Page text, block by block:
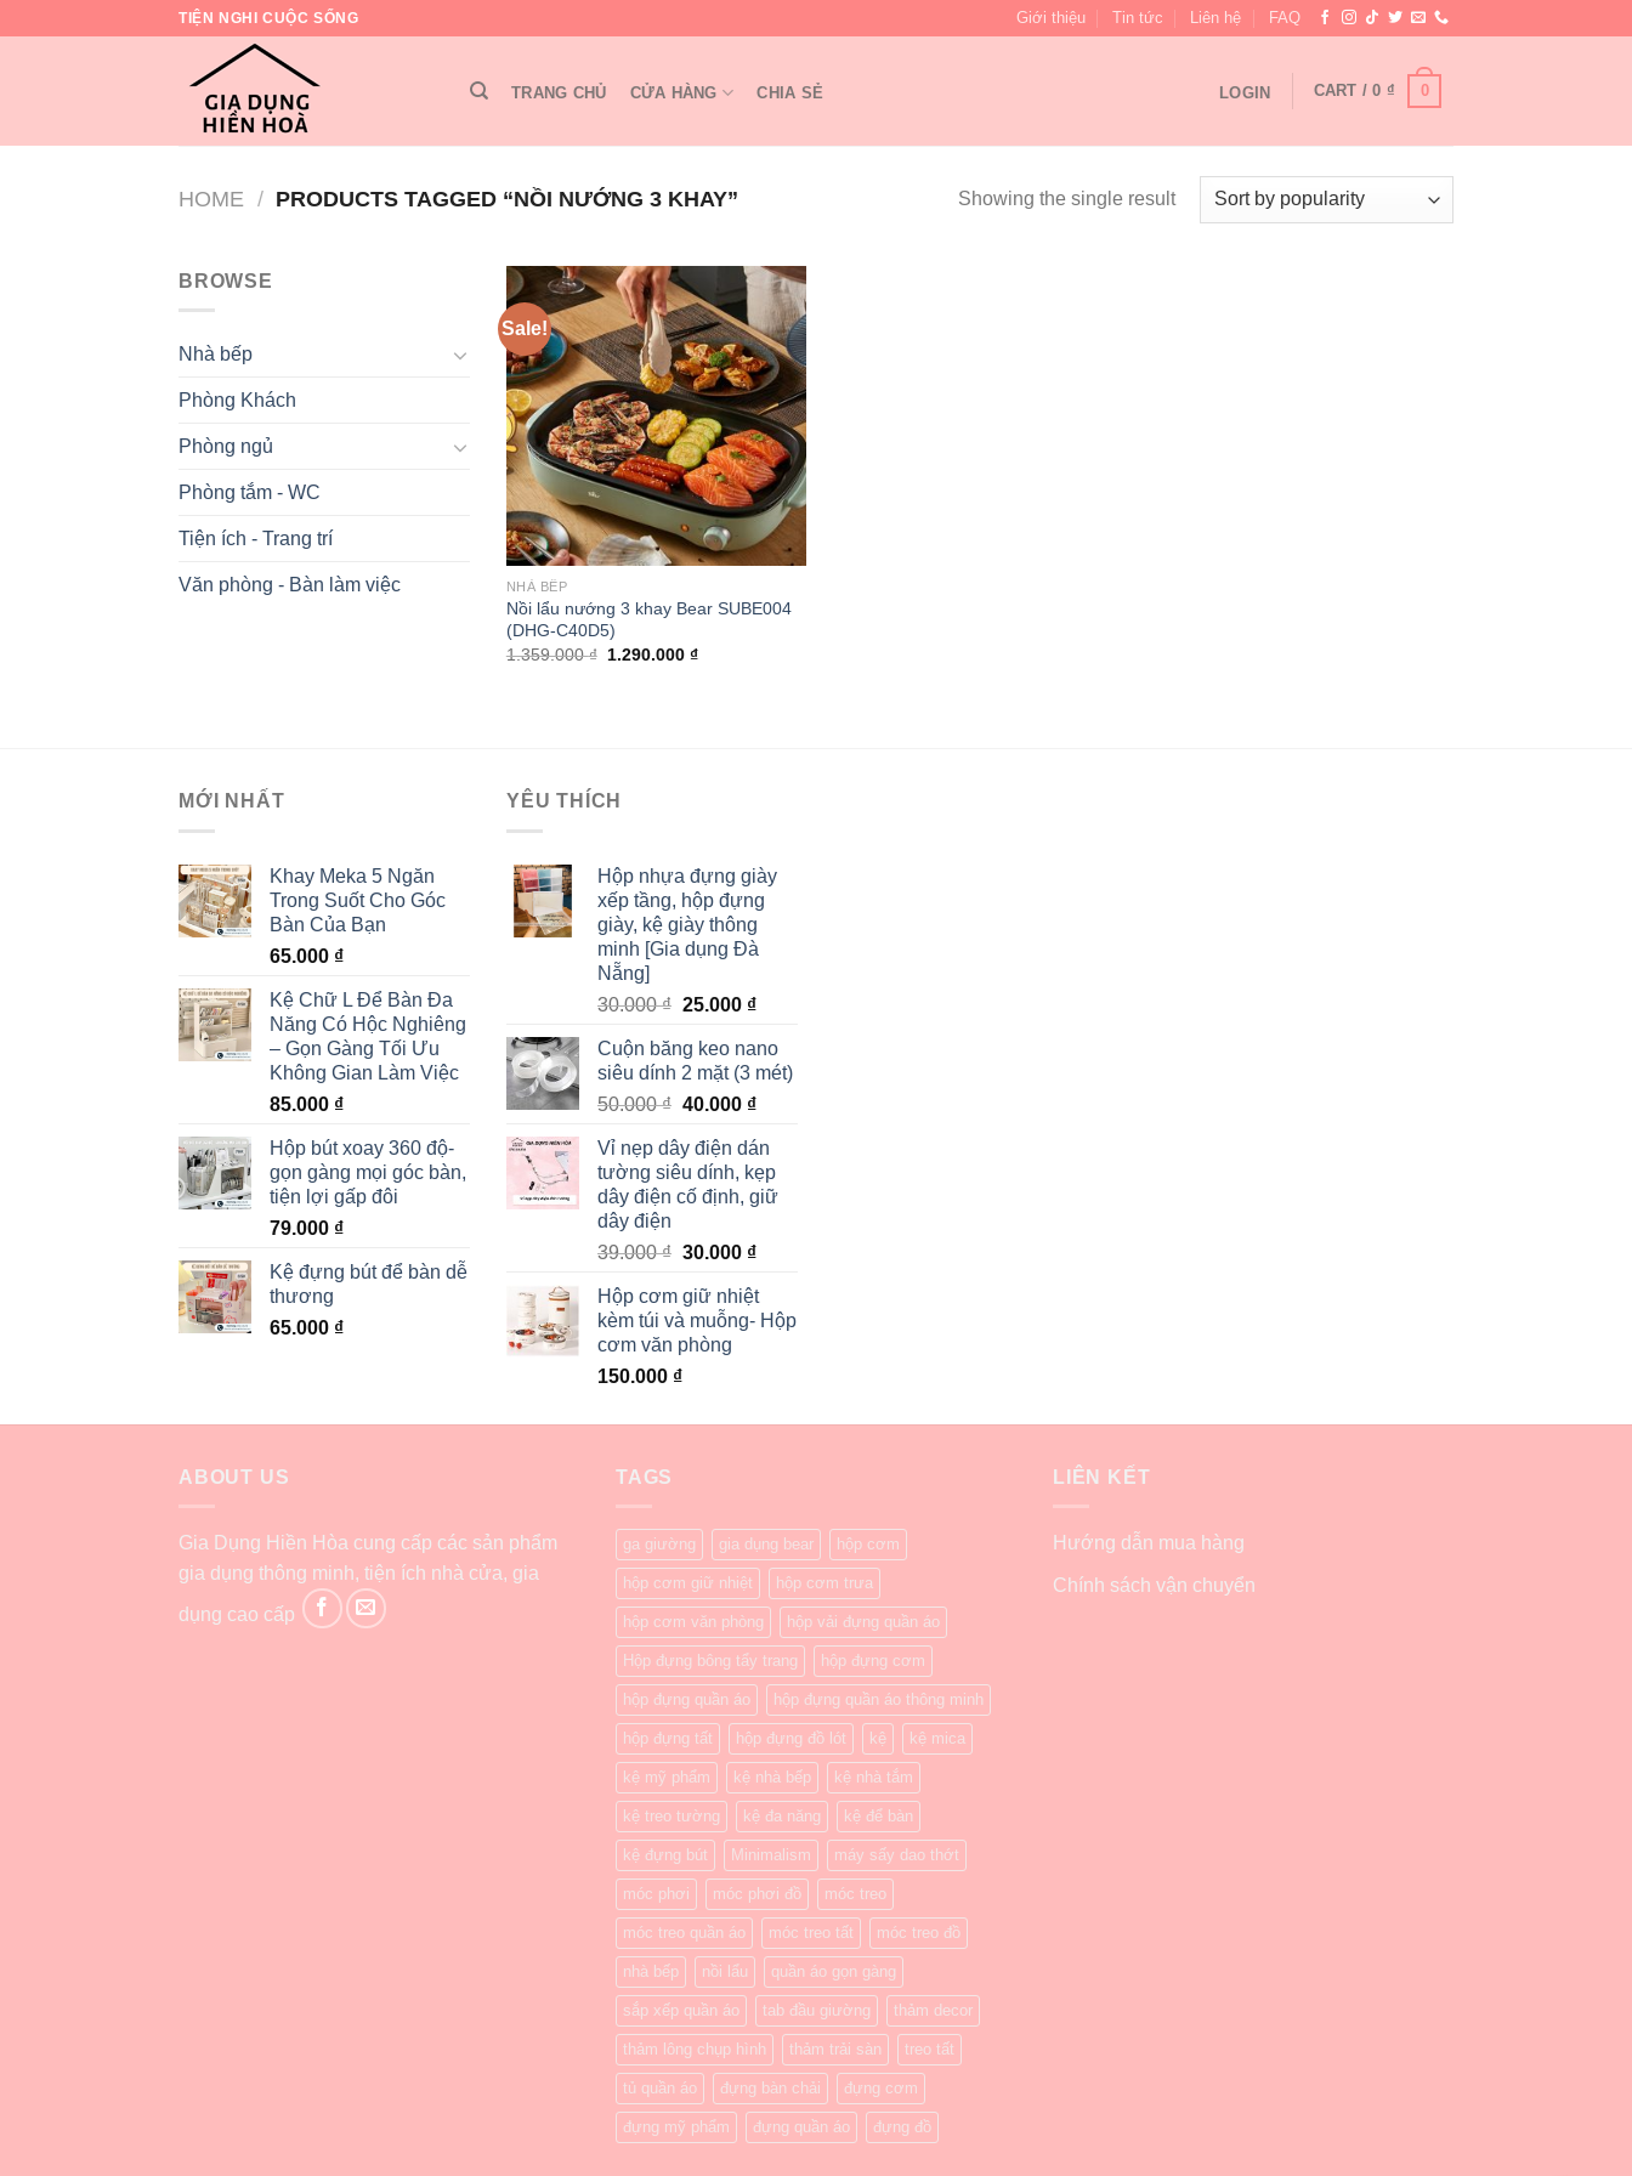
TIỆN NGHI CUỘC SỐNG Giới thiệu Tin tức Liên hệ FAQ
TRANG CHỦ CỬA HÀNG CHIA SẺ LOGIN CART /0 ₫ 0
HOME / PRODUCTS TAGGED “NỒI NƯỚNG 3 KHAY” Showing the single result
BROWSE
Nhà bếp
Phòng Khách
Phòng ngủ
Phòng tắm - WC
Tiện ích - Trang trí
Văn phòng - Bàn làm việc
Sale!
Add to
wishlist
NHÀ BẾP
Nồi lẩu nướng 3 khay Bear SUBE004
(DHG-C40D5)
1.359.000₫ 1.290.000₫
MỚI NHẤT
Khay Meka 5 Ngăn
Trong Suốt Cho Góc
Bàn Của Bạn
65.000 ₫
Kệ Chữ L Để Bàn Đa
Năng Có Hộc Nghiêng
– Gọn Gàng Tối Ưu
Không Gian Làm Việc
85.000 ₫
Hộp bút xoay 360 độ-
gọn gàng mọi góc bàn,
tiện lợi gấp đôi
79.000 ₫
Kệ đựng bút để bàn dễ
thương
65.000 ₫
YÊU THÍCH
Hộp nhựa đựng giày
xếp tầng, hộp đựng
giày, kệ giày thông
minh [Gia dụng Đà
Nẵng]
30.000₫ 25.000 ₫
Cuộn băng keo nano
siêu dính 2 mặt (3 mét)
50.000₫ 40.000 ₫
Vỉ nẹp dây điện dán
tường siêu dính, kẹp
dây điện cố định, giữ
dây điện
39.000₫ 30.000 ₫
Hộp cơm giữ nhiệt
kèm túi và muỗng- Hộp
cơm văn phòng
150.000 ₫
ABOUT US
Gia Dụng Hiền Hòa cung cấp các sản phẩm
gia dụng thông minh, tiện ích nhà cửa, gia
dụng cao cấp
TAGS
ga giường gia dụng bear hộp cơm
hộp cơm giữ nhiệt hộp cơm trưa
hộp cơm văn phòng hộp vải đựng quần áo
Hộp đựng bông tẩy trang hộp đựng cơm
hộp đựng quần áo hộp đựng quần áo thông minh
hộp đựng tất hộp đựng đồ lót kệ kệ mica
kệ mỹ phẩm kệ nhà bếp kệ nhà tắm
kệ treo tường kệ đa năng kệ để bàn
kệ đựng bút Minimalism máy sấy dao thớt
móc phơi móc phơi đồ móc treo
móc treo quần áo móc treo tất móc treo đồ
nhà bếp nồi lẩu quần áo gọn gàng
sắp xếp quần áo tab đầu giường thảm decor
thảm lông chụp hình thảm trải sàn treo tất
tủ quần áo đựng bàn chải đựng cơm
đựng mỹ phẩm đựng quần áo đựng đồ
LIÊN KẾT
Hướng dẫn mua hàng
Chính sách vận chuyển